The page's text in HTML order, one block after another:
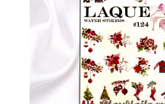
ДОСТАВКА И ОПЛАТА